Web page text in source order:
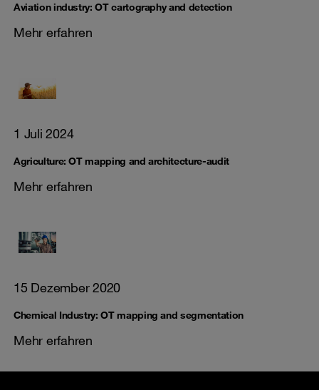
Aviation industry: OT cartography and detection
Mehr erfahren
1 Juli 2024
Agriculture: OT mapping and architecture-audit
Mehr erfahren
15 Dezember 2020
Chemical Industry: OT mapping and segmentation
Mehr erfahren